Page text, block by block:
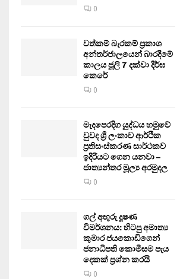
0
වත්කම් බැරකම් ප්‍රකාශ
අන්තර්ජාලයෙන් බාරදීමේ
කාලය ජූලි 7 දක්වා දීර්ඝ
කෙරේ
0
මැදපෙරදිග යුද්ධය හමුවේ
වුවද ශ්‍රී ලංකාව ආර්ථික
ප්‍රතිසංස්කරණ සාර්ථකව
ඉදිරියට ගෙන යනවා –
ජාත්‍යන්තර මූල්‍ය අරමුදල
0
ගල් අඟුරු දූෂණ
විමර්ශනය: හිටපු අමාත්‍ය
කුමාර ජයකොඩිගෙන්
ජනාධිපති කොමිසම පැය
දෙකක් ප්‍රශ්න කරයි
0